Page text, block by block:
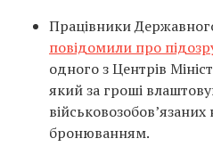
Працівники
повідомили про
одного з Центрів
який за гроші
бронюванням.